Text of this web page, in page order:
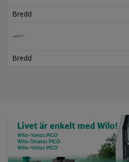
Bredd
Bredd